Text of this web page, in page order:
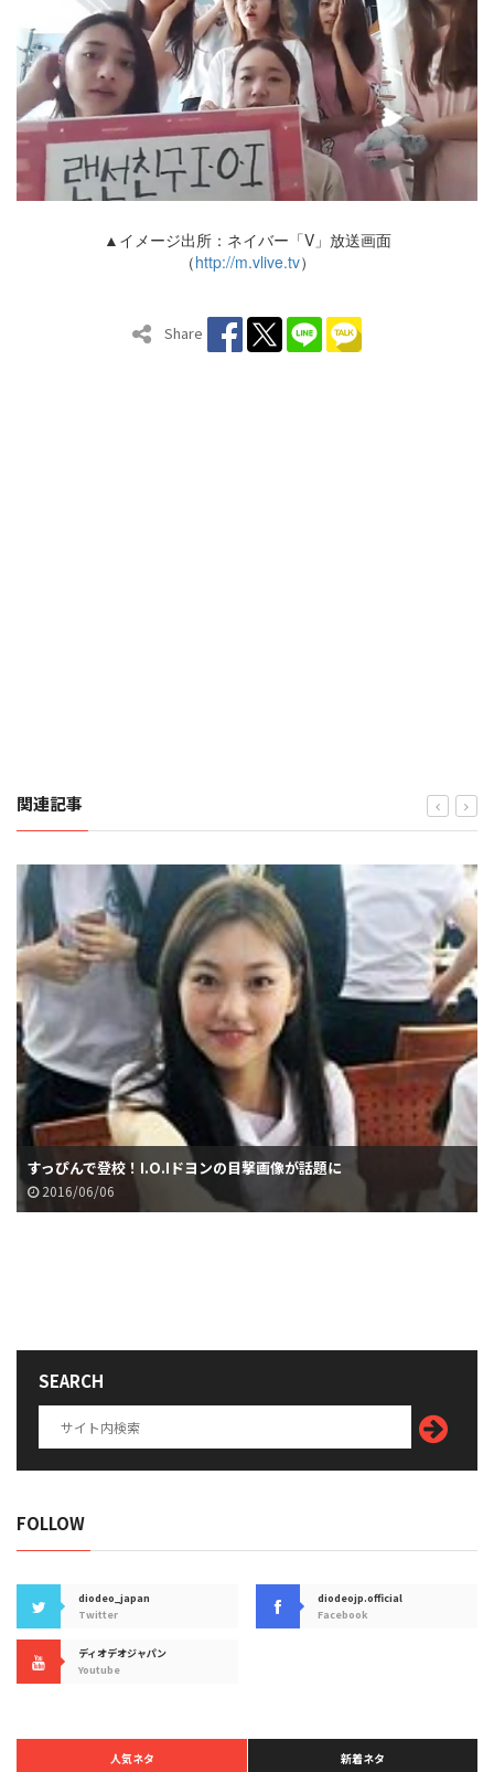
▲イメージ出所：ネイバー「V」放送画面
（http://m.vlive.tv）
Share
関連記事
すっぴんで登校！I.O.Iドヨンの目撃画像が話題に
2016/06/06
SEARCH
FOLLOW
diodeo_japan
Twitter
diodeojp.official
Facebook
ディオデオジャパン
Youtube
人気ネタ 新着ネタ